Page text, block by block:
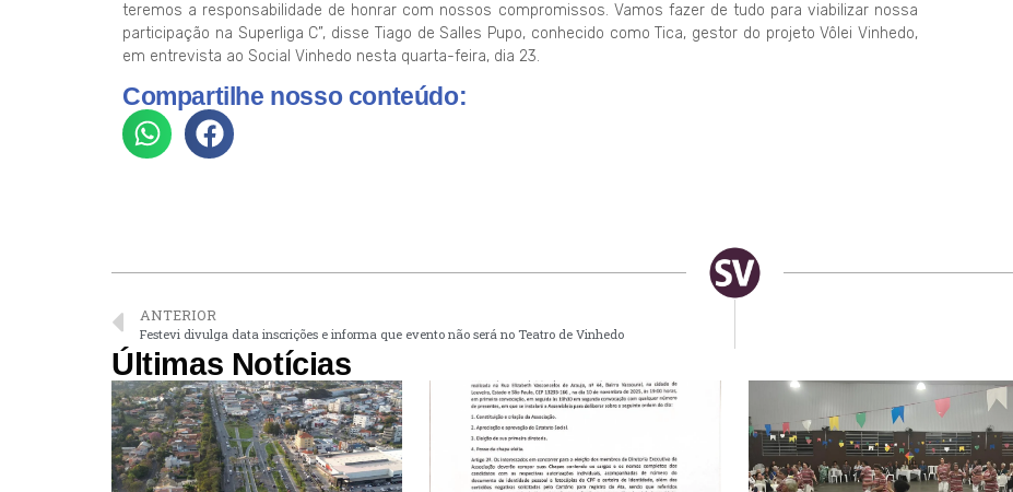
teremos a responsabilidade de honrar com nossos compromissos. Vamos fazer de tudo para viabilizar nossa
participação na Superliga C”, disse Tiago de Salles Pupo, conhecido como Tica, gestor do projeto Vôlei Vinhedo,
em entrevista ao Social Vinhedo nesta quarta-feira, dia 23.
Compartilhe nosso conteúdo:
ANTERIOR
Festevi divulga data inscrições e informa que evento não será no Teatro de Vinhedo
Últimas Notícias